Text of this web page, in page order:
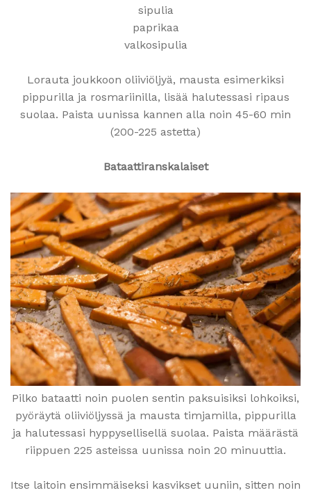
sipulia
paprikaa
valkosipulia
Lorauta joukkoon oliiviöljyä, mausta esimerkiksi
pippurilla ja rosmariinilla, lisää halutessasi ripaus
suolaa. Paista uunissa kannen alla noin 45-60 min
(200-225 astetta)
Bataattiranskalaiset
Pilko bataatti noin puolen sentin paksuisiksi lohkoiksi,
pyöräytä oliiviöljyssä ja mausta timjamilla, pippurilla
ja halutessasi hyppysellisellä suolaa. Paista määrästä
riippuen 225 asteissa uunissa noin 20 minuuttia.
Itse laitoin ensimmäiseksi kasvikset uuniin, sitten noin